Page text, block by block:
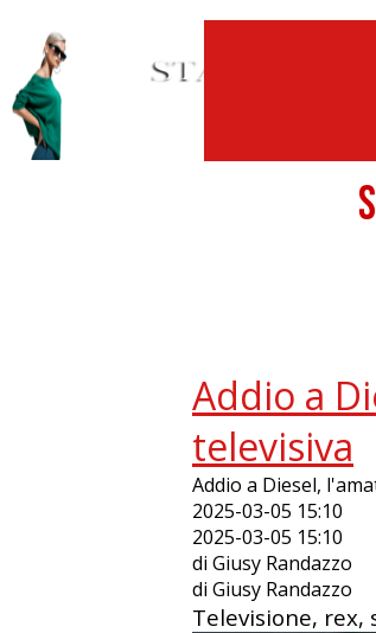
Addio a
televisiva
Addio a Diesel,
2025-03-05 15:10
2025-03-05 15:10
di Giusy Randazzo
di Giusy Randazzo
Televisione,